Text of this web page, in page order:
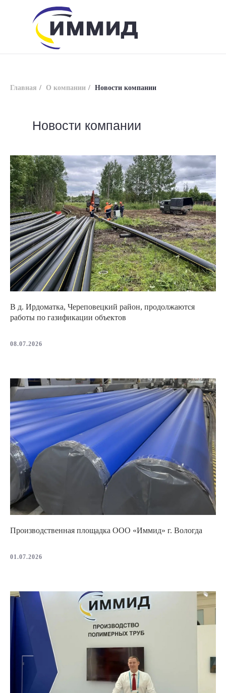
Главная / О компании / Новости компании
Новости компании
В д. Ирдоматка, Череповецкий район, продолжаются
работы по газификации объектов
08.07.2026
Производственная площадка ООО «Иммид» г. Вологда
01.07.2026